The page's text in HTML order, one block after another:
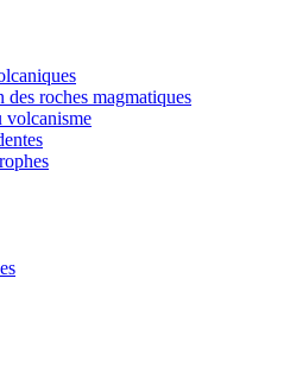
roches magmatiques
volcanisme